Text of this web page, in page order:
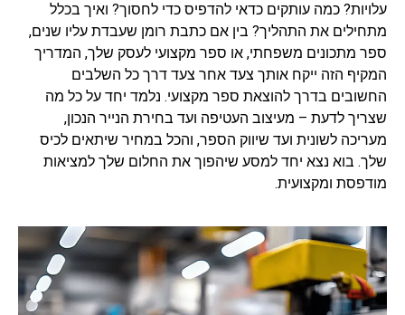
עלויות? כמה עותקים כדאי להדפיס כדי לחסוך? ואיך בכלל
מתחילים את התהליך? בין אם כתבת רומן שעבדת עליו שנים,
ספר מתכונים משפחתי, או ספר מקצועי לעסק שלך, המדריך
המקיף הזה ייקח אותך צעד אחר צעד דרך כל השלבים
החשובים בדרך להוצאת ספר מקצועי. נלמד יחד על כל מה
שצריך לדעת – מעיצוב העטיפה ועד בחירת הנייר הנכון,
מעריכה לשונית ועד שיווק הספר, והכל במחיר שיתאים לכיס
שלך. בוא נצא יחד למסע שיהפוך את החלום שלך למציאות
מודפסת ומקצועית.